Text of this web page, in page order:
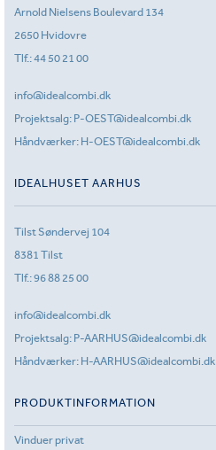
Arnold Nielsens Boulevard 134
2650 Hvidovre
Tlf.:44 50 21 00
info@idealcombi.dk
Projektsalg: P-OEST@idealcombi.dk
Håndværker: H-OEST@idealcombi.dk
IDEALHUSET AARHUS
Tilst Søndervej 104
8381 Tilst
Tlf.:96 88 25 00
info@idealcombi.dk
Projektsalg: P-AARHUS@idealcombi.dk
Håndværker: H-AARHUS@idealcombi.dk
PRODUKTINFORMATION
Vinduer privat